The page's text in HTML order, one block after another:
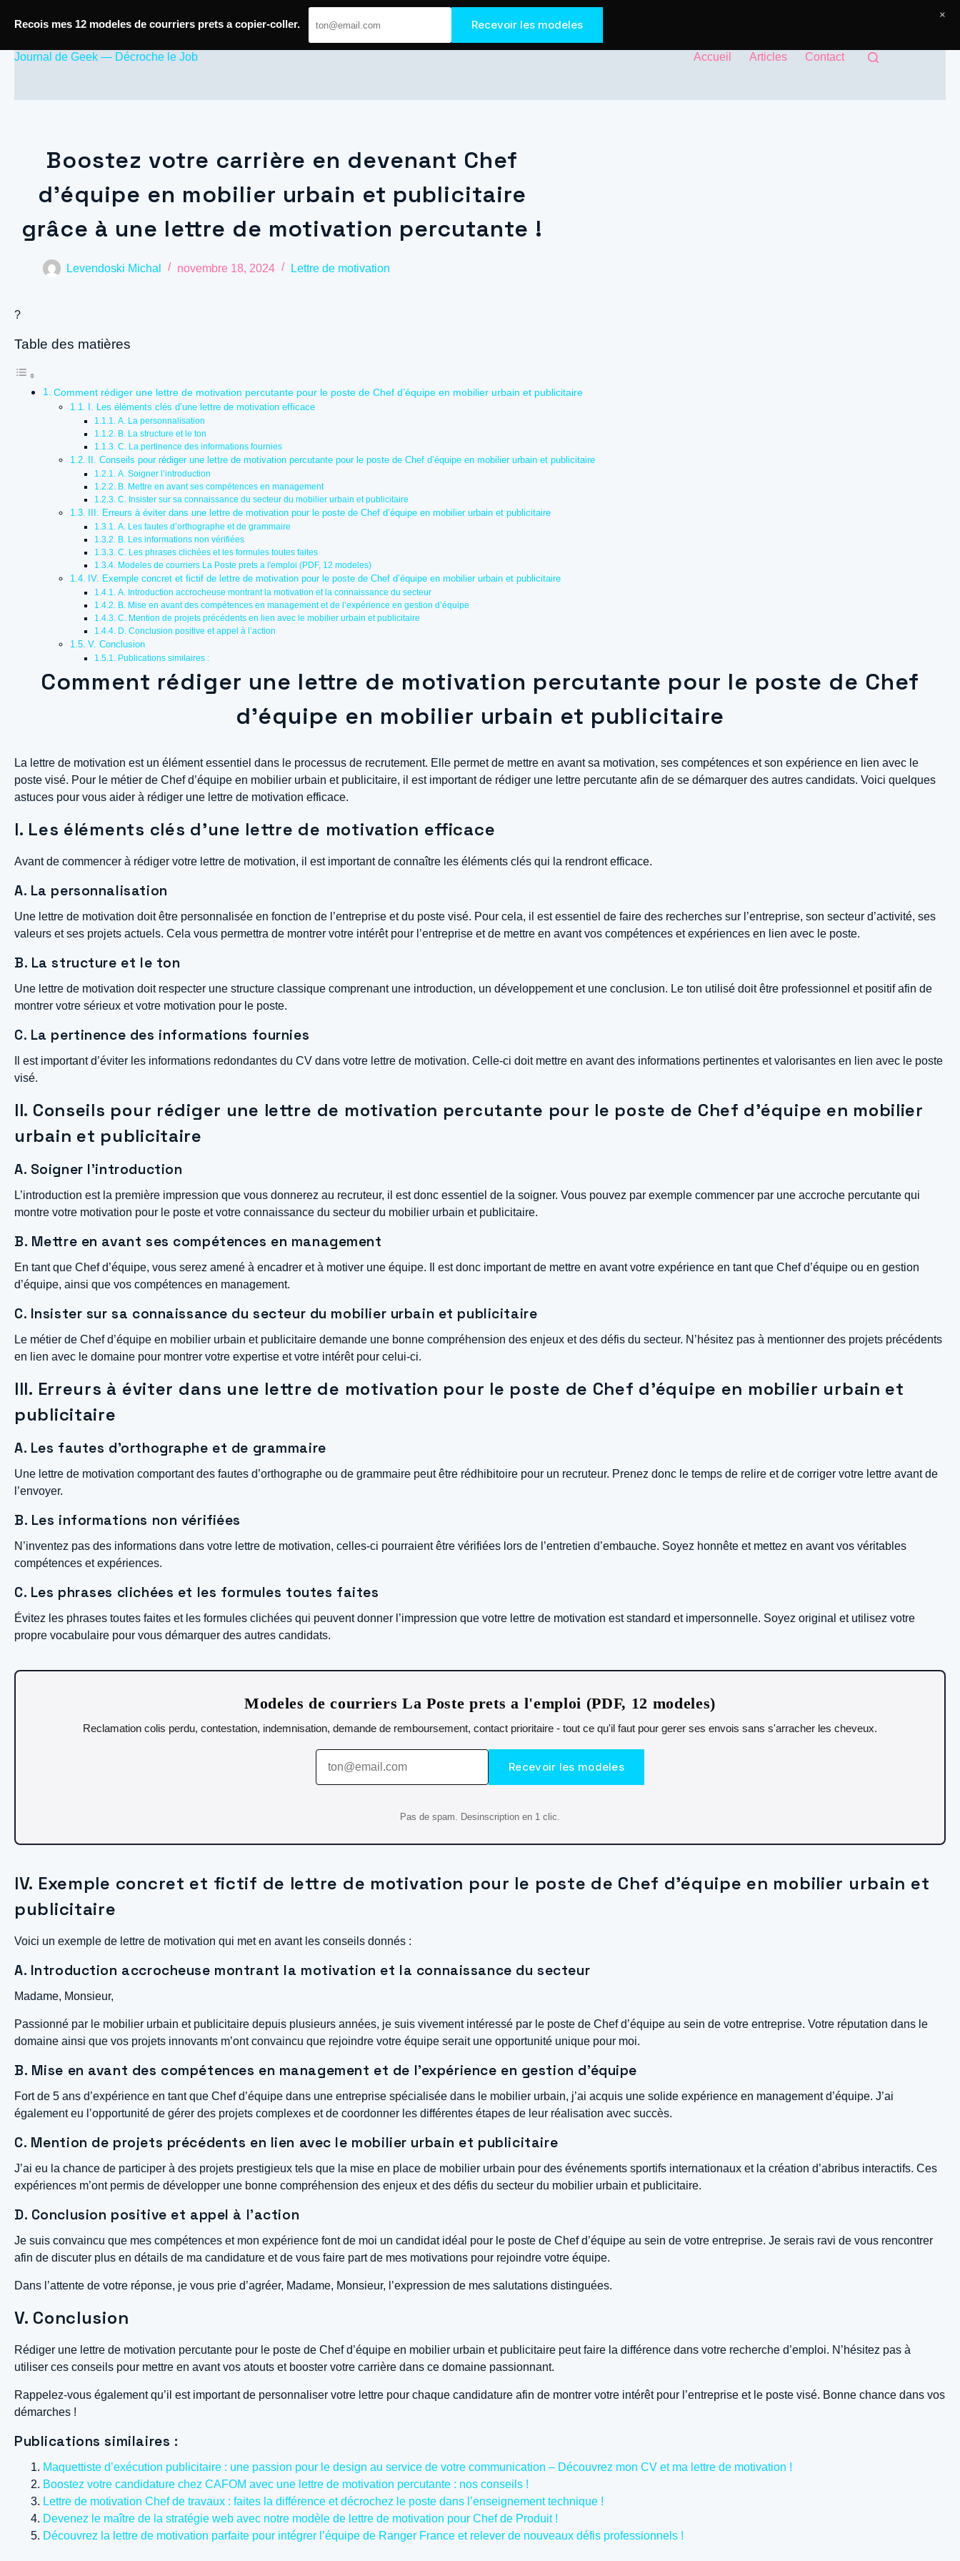
Passer
contenu
Journal de Geek — Décroche le Job Accueil Articles Contact
Boostez votre carrière en devenant Chef
d’équipe en mobilier urbain et publicitaire
grâce à une lettre de motivation percutante !
Levendoski Michal novembre 18, 2024 Lettre de motivation
?
Table des matières
Comment rédiger une lettre de motivation percutante pour le poste de Chef d’équipe en mobilier urbain et publicitaire
I. Les éléments clés d’une lettre de motivation efficace
A. La personnalisation
B. La structure et le ton
C. La pertinence des informations fournies
II. Conseils pour rédiger une lettre de motivation percutante pour le poste de Chef d’équipe en mobilier urbain et publicitaire
A. Soigner l’introduction
B. Mettre en avant ses compétences en management
C. Insister sur sa connaissance du secteur du mobilier urbain et publicitaire
III. Erreurs à éviter dans une lettre de motivation pour le poste de Chef d’équipe en mobilier urbain et publicitaire
A. Les fautes d’orthographe et de grammaire
B. Les informations non vérifiées
C. Les phrases clichées et les formules toutes faites
Modeles de courriers La Poste prets a l'emploi (PDF, 12 modeles)
IV. Exemple concret et fictif de lettre de motivation pour le poste de Chef d’équipe en mobilier urbain et publicitaire
A. Introduction accrocheuse montrant la motivation et la connaissance du secteur
B. Mise en avant des compétences en management et de l’expérience en gestion d’équipe
C. Mention de projets précédents en lien avec le mobilier urbain et publicitaire
D. Conclusion positive et appel à l’action
V. Conclusion
Publications similaires :
Comment rédiger une lettre de motivation percutante pour le poste de Chef
d’équipe en mobilier urbain et publicitaire
La lettre de motivation est un élément essentiel dans le processus de recrutement. Elle permet de mettre en avant sa motivation, ses compétences et son expérience en lien avec le
poste visé. Pour le métier de Chef d’équipe en mobilier urbain et publicitaire, il est important de rédiger une lettre percutante afin de se démarquer des autres candidats. Voici quelques
astuces pour vous aider à rédiger une lettre de motivation efficace.
I. Les éléments clés d’une lettre de motivation efficace
Avant de commencer à rédiger votre lettre de motivation, il est important de connaître les éléments clés qui la rendront efficace.
A. La personnalisation
Une lettre de motivation doit être personnalisée en fonction de l’entreprise et du poste visé. Pour cela, il est essentiel de faire des recherches sur l’entreprise, son secteur d’activité, ses
valeurs et ses projets actuels. Cela vous permettra de montrer votre intérêt pour l’entreprise et de mettre en avant vos compétences et expériences en lien avec le poste.
B. La structure et le ton
Une lettre de motivation doit respecter une structure classique comprenant une introduction, un développement et une conclusion. Le ton utilisé doit être professionnel et positif afin de
montrer votre sérieux et votre motivation pour le poste.
C. La pertinence des informations fournies
Il est important d’éviter les informations redondantes du CV dans votre lettre de motivation. Celle-ci doit mettre en avant des informations pertinentes et valorisantes en lien avec le poste
visé.
II. Conseils pour rédiger une lettre de motivation percutante pour le poste de Chef d’équipe en mobilier
urbain et publicitaire
A. Soigner l’introduction
L’introduction est la première impression que vous donnerez au recruteur, il est donc essentiel de la soigner. Vous pouvez par exemple commencer par une accroche percutante qui
montre votre motivation pour le poste et votre connaissance du secteur du mobilier urbain et publicitaire.
B. Mettre en avant ses compétences en management
En tant que Chef d’équipe, vous serez amené à encadrer et à motiver une équipe. Il est donc important de mettre en avant votre expérience en tant que Chef d’équipe ou en gestion
d’équipe, ainsi que vos compétences en management.
C. Insister sur sa connaissance du secteur du mobilier urbain et publicitaire
Le métier de Chef d’équipe en mobilier urbain et publicitaire demande une bonne compréhension des enjeux et des défis du secteur. N’hésitez pas à mentionner des projets précédents
en lien avec le domaine pour montrer votre expertise et votre intérêt pour celui-ci.
III. Erreurs à éviter dans une lettre de motivation pour le poste de Chef d’équipe en mobilier urbain et
publicitaire
A. Les fautes d’orthographe et de grammaire
Une lettre de motivation comportant des fautes d’orthographe ou de grammaire peut être rédhibitoire pour un recruteur. Prenez donc le temps de relire et de corriger votre lettre avant de
l’envoyer.
B. Les informations non vérifiées
N’inventez pas des informations dans votre lettre de motivation, celles-ci pourraient être vérifiées lors de l’entretien d’embauche. Soyez honnête et mettez en avant vos véritables
compétences et expériences.
C. Les phrases clichées et les formules toutes faites
Évitez les phrases toutes faites et les formules clichées qui peuvent donner l’impression que votre lettre de motivation est standard et impersonnelle. Soyez original et utilisez votre
propre vocabulaire pour vous démarquer des autres candidats.
Modeles de courriers La Poste prets a l'emploi (PDF, 12 modeles)
Reclamation colis perdu, contestation, indemnisation, demande de remboursement, contact prioritaire - tout ce qu'il faut pour gerer ses envois sans s'arracher les cheveux.
Recevoir les modeles
Pas de spam. Desinscription en 1 clic.
IV. Exemple concret et fictif de lettre de motivation pour le poste de Chef d’équipe en mobilier urbain et
publicitaire
Voici un exemple de lettre de motivation qui met en avant les conseils donnés :
A. Introduction accrocheuse montrant la motivation et la connaissance du secteur
Madame, Monsieur,
Passionné par le mobilier urbain et publicitaire depuis plusieurs années, je suis vivement intéressé par le poste de Chef d’équipe au sein de votre entreprise. Votre réputation dans le
domaine ainsi que vos projets innovants m’ont convaincu que rejoindre votre équipe serait une opportunité unique pour moi.
B. Mise en avant des compétences en management et de l’expérience en gestion d’équipe
Fort de 5 ans d’expérience en tant que Chef d’équipe dans une entreprise spécialisée dans le mobilier urbain, j’ai acquis une solide expérience en management d’équipe. J’ai
également eu l’opportunité de gérer des projets complexes et de coordonner les différentes étapes de leur réalisation avec succès.
C. Mention de projets précédents en lien avec le mobilier urbain et publicitaire
J’ai eu la chance de participer à des projets prestigieux tels que la mise en place de mobilier urbain pour des événements sportifs internationaux et la création d’abribus interactifs. Ces
expériences m’ont permis de développer une bonne compréhension des enjeux et des défis du secteur du mobilier urbain et publicitaire.
D. Conclusion positive et appel à l’action
Je suis convaincu que mes compétences et mon expérience font de moi un candidat idéal pour le poste de Chef d’équipe au sein de votre entreprise. Je serais ravi de vous rencontrer
afin de discuter plus en détails de ma candidature et de vous faire part de mes motivations pour rejoindre votre équipe.
Dans l’attente de votre réponse, je vous prie d’agréer, Madame, Monsieur, l’expression de mes salutations distinguées.
V. Conclusion
Rédiger une lettre de motivation percutante pour le poste de Chef d’équipe en mobilier urbain et publicitaire peut faire la différence dans votre recherche d’emploi. N’hésitez pas à
utiliser ces conseils pour mettre en avant vos atouts et booster votre carrière dans ce domaine passionnant.
Rappelez-vous également qu’il est important de personnaliser votre lettre pour chaque candidature afin de montrer votre intérêt pour l’entreprise et le poste visé. Bonne chance dans vos
démarches !
Publications similaires :
Maquettiste d’exécution publicitaire : une passion pour le design au service de votre communication – Découvrez mon CV et ma lettre de motivation !
Boostez votre candidature chez CAFOM avec une lettre de motivation percutante : nos conseils !
Lettre de motivation Chef de travaux : faites la différence et décrochez le poste dans l’enseignement technique !
Devenez le maître de la stratégie web avec notre modèle de lettre de motivation pour Chef de Produit !
Découvrez la lettre de motivation parfaite pour intégrer l’équipe de Ranger France et relever de nouveaux défis professionnels !
Recois mes 12 modeles de courriers prets a copier-coller. Recevoir les modeles
×